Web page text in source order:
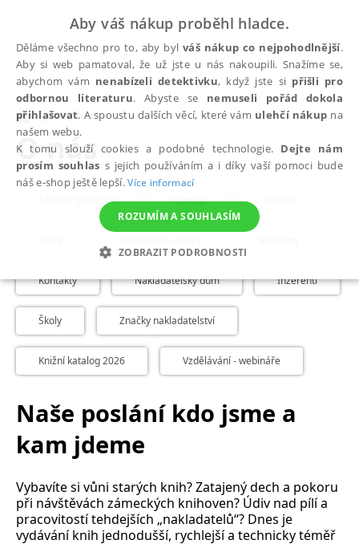
O nás
O nás
Affiliate program Kariéra
Kontakty Nakladatelský dům Inzerenti
Školy Značky nakladatelství
Knižní katalog 2026 Vzdělávání - webináře
Naše poslání kdo jsme a
kam jdeme
Vybavíte si vůni starých knih? Zatajený dech a pokoru
při návštěvách zámeckých knihoven? Údiv nad pílí a
pracovitostí tehdejších „nakladatelů“? Dnes je
vydávání knih jednodušší, rychlejší a technicky téměř
Aby váš nákup proběhl hladce.
Děláme všechno pro to, aby bylváš nákup co nejpohodlnější.
Aby si web pamatoval, že už jste u nás nakoupili. Snažíme se,
abychom vám nenabízeli detektivku, když jste si přišli pro
odbornou literaturu. Abyste se nemuseli pořád dokola
přihlašovat. A spoustu dalších věcí, které vám ulehčí nákup na
našem webu.
K tomu slouží cookies a podobné technologie. Dejte nám
prosím souhlas s jejich používáním a i díky vaší pomoci bude
náš e-shop ještě lepší.Více informací
ROZUMÍM A SOUHLASÍM
ZOBRAZIT PODROBNOSTI
NEZBYTNÉ ANALYTICKÉ MARKETINGOVÉ
FUNKČNÍ NEZAŘAZENÉ SOUBORY
Nezařazené soubory
Nezbytně nutné soubory cookie umožňují základní funkce webových
stránek, jako je přihlášení uživatele a správa účtu. Webové stránky nelze
bez nezbytně nutných souborů cookie správně používat.
Název
Provider /
Doména
Vyprší Popis
CookieScriptConsent
CookieScript
www.grada.cz
1 měsíc
Tento soubor
cookie